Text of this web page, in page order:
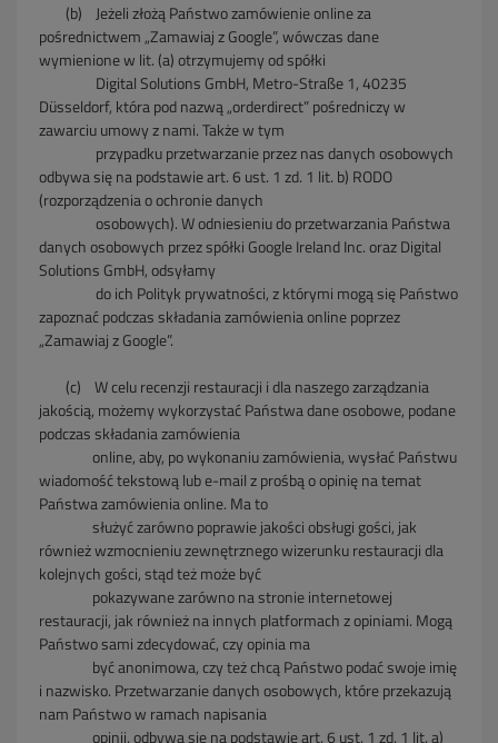
(b) Jeżeli złożą Państwo zamówienie online za
pośrednictwem „Zamawiaj z Google”, wówczas dane
wymienione w lit. (a) otrzymujemy od spółki
Digital Solutions GmbH, Metro-Straße 1, 40235
Düsseldorf, która pod nazwą „orderdirect” pośredniczy w
zawarciu umowy z nami. Także w tym
przypadku przetwarzanie przez nas danych osobowych
odbywa się na podstawie art. 6 ust. 1 zd. 1 lit. b) RODO
(rozporządzenia o ochronie danych
osobowych). W odniesieniu do przetwarzania Państwa
danych osobowych przez spółki Google Ireland Inc. oraz Digital
Solutions GmbH, odsyłamy
do ich Polityk prywatności, z którymi mogą się Państwo
zapoznać podczas składania zamówienia online poprzez
„Zamawiaj z Google”.
(c) W celu recenzji restauracji i dla naszego zarządzania
jakością, możemy wykorzystać Państwa dane osobowe, podane
podczas składania zamówienia
online, aby, po wykonaniu zamówienia, wysłać Państwu
wiadomość tekstową lub e-mail z prośbą o opinię na temat
Państwa zamówienia online. Ma to
służyć zarówno poprawie jakości obsługi gości, jak
również wzmocnieniu zewnętrznego wizerunku restauracji dla
kolejnych gości, stąd też może być
pokazywane zarówno na stronie internetowej
restauracji, jak również na innych platformach z opiniami. Mogą
Państwo sami zdecydować, czy opinia ma
być anonimowa, czy też chcą Państwo podać swoje imię
i nazwisko. Przetwarzanie danych osobowych, które przekazują
nam Państwo w ramach napisania
opinii, odbywa się na podstawie art. 6 ust. 1 zd. 1 lit. a)